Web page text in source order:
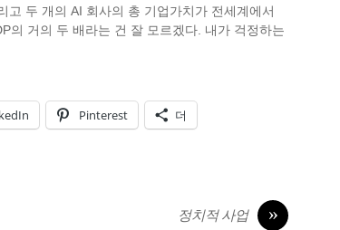
고 두 개의 AI 회사의 총 기업가치가 전세계에서
의 거의 두 배라는 건 잘 모르겠다. 내가 걱정하는
Pinterest 더
»
정치적 사업